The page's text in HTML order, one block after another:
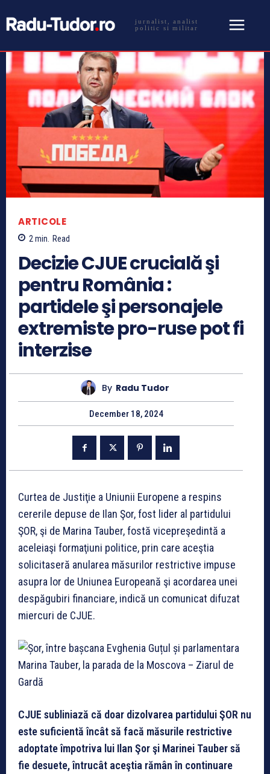
jurnalist, analist
politic si militar
ARTICOLE
2min. Read
Decizie CJUE crucială şi
pentru România :
partidele şi personajele
extremiste pro-ruse pot fi
interzise
By Radu Tudor
December 18, 2024
Curtea de Justiţie a Uniunii Europene a respins
cererile depuse de Ilan Şor, fost lider al partidului
ŞOR, şi de Marina Tauber, fostă vicepreşedintă a
aceleiaşi formaţiuni politice, prin care aceştia
solicitaseră anularea măsurilor restrictive impuse
asupra lor de Uniunea Europeană şi acordarea unei
despăgubiri financiare, indică un comunicat difuzat
miercuri de CJUE.
CJUE subliniază că doar dizolvarea partidului ŞOR nu
este suficientă încât să facă măsurile restrictive
adoptate împotriva lui Ilan Şor şi Marinei Tauber să
fie desuete, întrucât aceştia rămân în continuare